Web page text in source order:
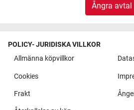
Ångra avtal
POLICY- JURIDISKA VILLKOR
Allmänna köpvillkor
Cookies
Frakt